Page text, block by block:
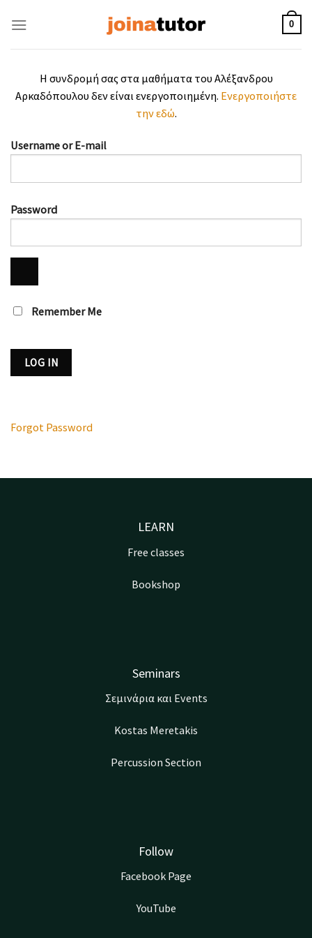
0
Η συνδρομή σας στα μαθήματα του Αλέξανδρου
Αρκαδόπουλου δεν είναι ενεργοποιημένη. Ενεργοποιήστε
την εδώ.
Username or E-mail
Password
Remember Me
Forgot Password
LEARN
Free classes
Bookshop
Seminars
Σεμινάρια και Events
Kostas Meretakis
Percussion Section
Follow
Facebook Page
YouTube